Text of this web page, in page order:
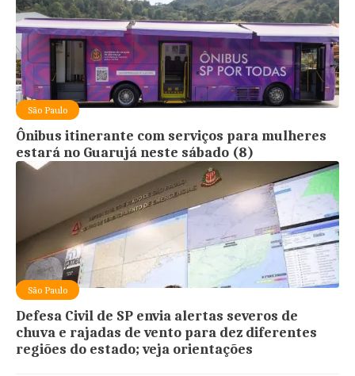
São Paulo
Ônibus itinerante com serviços para mulheres
estará no Guarujá neste sábado (8)
São Paulo
Defesa Civil de SP envia alertas severos de
chuva e rajadas de vento para dez diferentes
regiões do estado; veja orientações